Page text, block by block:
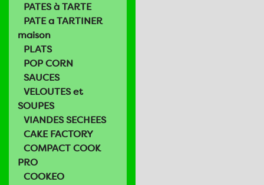
PATES à TARTE
PATE a TARTINER
maison
PLATS
POP CORN
SAUCES
VELOUTES et
SOUPES
VIANDES SECHEES
CAKE FACTORY
COMPACT COOK
PRO
COOKEO